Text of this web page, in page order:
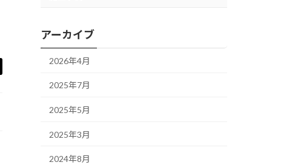
アーカイブ
2026年4月
2025年7月
2025年5月
2025年3月
2024年8月